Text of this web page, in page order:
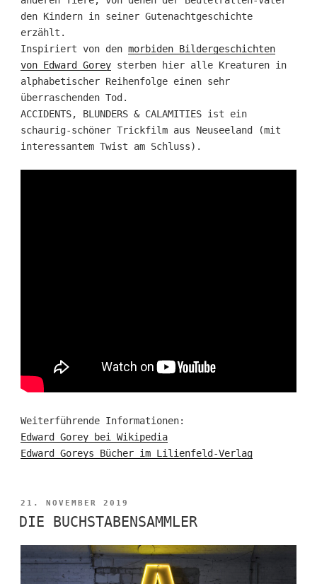
den Kindern in seiner Gutenachtgeschichte
erzählt.
Inspiriert von den morbiden Bildergeschichten
von Edward Goreysterben hier alle Kreaturen in
alphabetischer Reihenfolge einen sehr
überraschenden Tod.
ACCIDENTS, BLUNDERS & CALAMITIES ist ein
schaurig-schöner Trickfilm aus Neuseeland (mit
interessantem Twist am Schluss).
Weiterführende Informationen:
Edward Gorey bei Wikipedia
Edward Goreys Bücher im Lilienfeld-Verlag
VERÖFFENTLICHT
AM
21. NOVEMBER 2019
DIE BUCHSTABENSAMMLER